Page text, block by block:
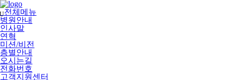
메
뉴
건
너
뛰
기
전체메뉴
병원안내
인사말
연혁
미션/비전
층별안내
오시는길
전화번호
고객지원센터